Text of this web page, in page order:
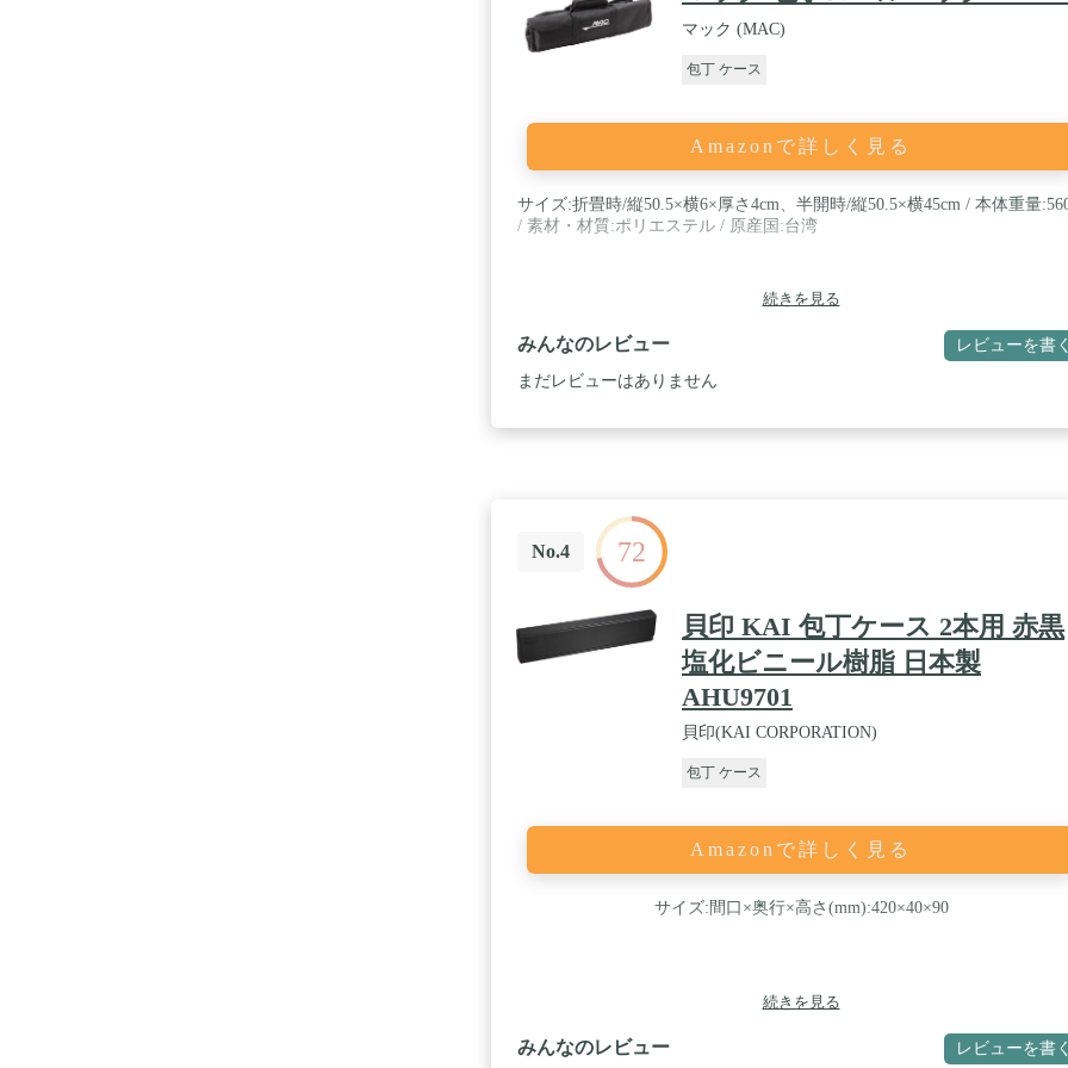
マック (MAC)
包丁 ケース
Amazonで詳しく見る
サイズ:折畳時/縦50.5×横6×厚さ4cm、半開時/縦50.5×横45cm / 本体重量
/ 素材・材質:ポリエステル / 原産国:台湾
続きを見る
みんなのレビュー レビューを書
まだレビューはありません
No.4 72
貝印 KAI 包丁ケース 2本用 赤黒
塩化ビニール樹脂 日本製
AHU9701
貝印(KAI CORPORATION)
包丁 ケース
Amazonで詳しく見る
サイズ:間口×奥行×高さ(mm):420×40×90
続きを見る
みんなのレビュー レビューを書